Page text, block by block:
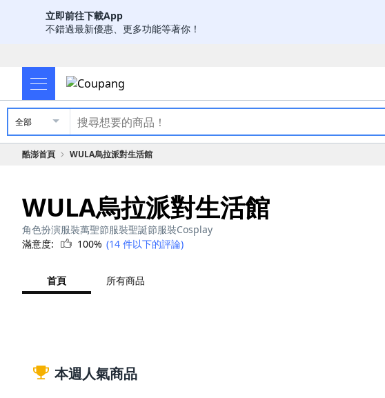
立即前往下載App
不錯過最新優惠、更多功能等著你！
全部
酷澎首頁 WULA烏拉派對生活館
WULA烏拉派對生活館
角色扮演服裝萬聖節服裝聖誕節服裝Cosplay
滿意度:
100% (14 件以下的評論)
首頁 所有商品
本週人氣商品